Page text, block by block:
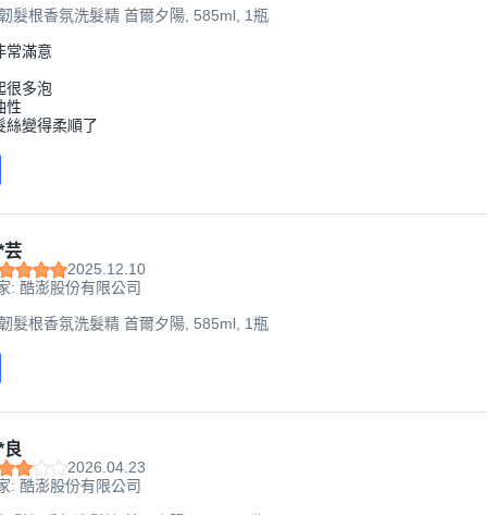
髮根香氛洗髮精 首爾夕陽, 585ml, 1瓶
常滿意
很多泡
性
絲變得柔順了
芸
2025.12.10
: 酷澎股份有限公司
髮根香氛洗髮精 首爾夕陽, 585ml, 1瓶
良
2026.04.23
: 酷澎股份有限公司